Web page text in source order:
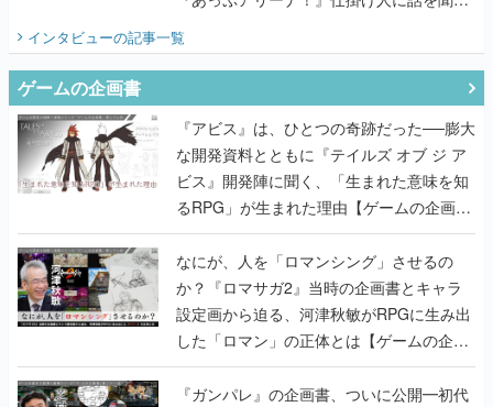
インタビューの記事一覧
ゲームの企画書
『アビス』は、ひとつの奇跡だった──膨大
な開発資料とともに『テイルズ オブ ジ ア
ビス』開発陣に聞く、「生まれた意味を知
るRPG」が生まれた理由【ゲームの企画
書】
なにが、人を「ロマンシング」させるの
か？『ロマサガ2』当時の企画書とキャラ
設定画から迫る、河津秋敏がRPGに生み出
した「ロマン」の正体とは【ゲームの企画
書】
『ガンパレ』の企画書、ついに公開━初代